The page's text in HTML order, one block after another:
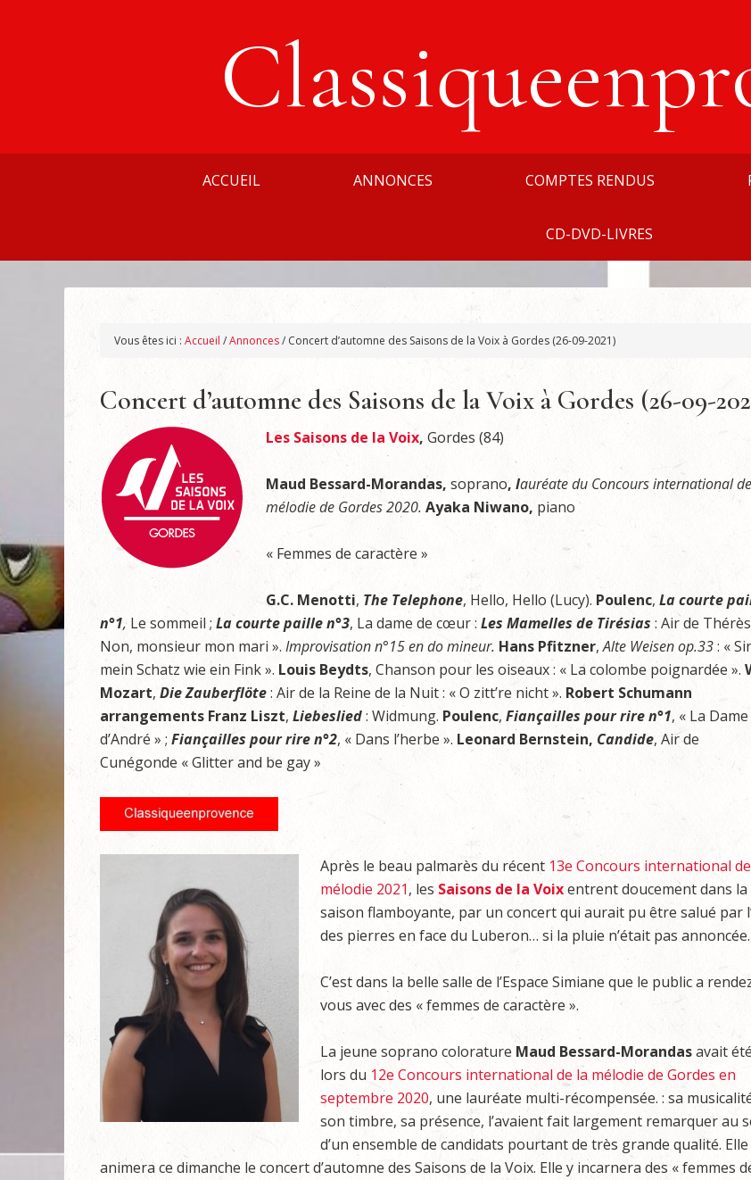
ACCUEIL ANNONCES COMPTES RENDUS
CD-DVD-LIVRES
Vous êtes ici : Accueil /Annonces/ Concert d’automne des Saisons de la Voix à Gordes (26-09-2021)
Concert d’automne des Saisons de la Voix à Gordes (26-09-
Les Saisons de la Voix, Gordes (84)
Maud Bessard-Morandas, soprano, lauréate du Concours international
mélodie de Gordes 2020. Ayaka Niwano, piano
« Femmes de caractère »
G.C. Menotti, The Telephone, Hello, Hello (Lucy). Poulenc, La courte
n°1, Le sommeil ; La courte paille n°3, La dame de cœur : Les Mamelles de Tirésias: Air de
Non, monsieur mon mari ». Improvisation n°15 en do mineur. Hans Pfitzner,Alte Weisen op.33: «
mein Schatz wie ein Fink ». Louis Beydts, Chanson pour les oiseaux : « La colombe poignardée ».
Mozart, Die Zauberflöte: Air de la Reine de la Nuit : « O zitt’re nicht ». Robert Schumann
arrangements Franz Liszt, Liebeslied: Widmung. Poulenc, Fiançailles pour rire n°1, « La Dame
d’André » ; Fiançailles pour rire n°2, « Dans l’herbe ». Leonard Bernstein, Candide, Air de
Cunégonde « Glitter and be gay »
Après le beau palmarès du récent 13e Concours international
mélodie 2021, les Saisons de la Voixentrent doucement dans la
saison flamboyante, par un concert qui aurait pu être salué par
des pierres en face du Luberon… si la pluie n’était pas annoncée.
C’est dans la belle salle de l’Espace Simiane que le public a
vous avec des « femmes de caractère ».
La jeune soprano colorature Maud Bessard-Morandasavait
lors du 12e Concours international de la mélodie de Gordes en
septembre 2020, une lauréate multi-récompensée. : sa
son timbre, sa présence, l’avaient fait largement remarquer au
d’un ensemble de candidats pourtant de très grande qualité. Elle
animera ce dimanche le concert d’automne des Saisons de la Voix. Elle y incarnera des « femmes